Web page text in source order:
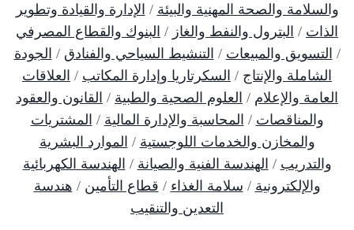
والسلامة والصحة المهنية والبيئة/ الإدارة والقيادة وتطوير
الذات/ البترول والنفط والغاز / البنوك والقطاع المصرفي
/ التسويق والمبيعات/ التنشيط السياحي والفنادق/ الجودة
الشاملة والإنتاج/ السكرتاريا وإدارة المكاتب/ العلاقات
العامة والإعلام/ العلوم الصحية والطبية/ القانون والعقود
والمناقصات/ المحاسبة والإدارة المالية/ المشتريات
والمخازن والخدمات اللوجستية/ الموارد البشرية
والتدريب/ الهندسة الفنية والصيانة/ الهندسة الكهربائية
والإلكترونية/ سلامة الغذاء/ قطاع التأمين/ هندسة
التعدين والتنقيب